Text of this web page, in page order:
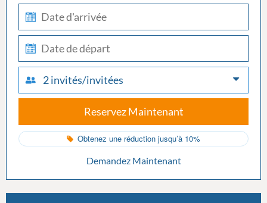
in
out
2 invités/invitées
Reservez Maintenant
Obtenez une réduction jusqu’à 10%
Demandez Maintenant